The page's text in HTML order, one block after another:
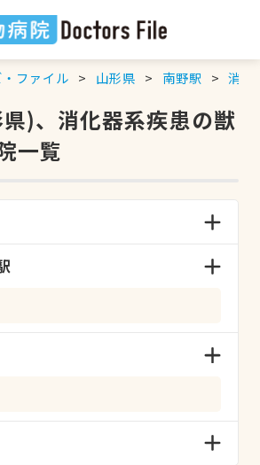
ファイル 山形県 南野駅 消化
)、消化器系疾患の獣
一覧